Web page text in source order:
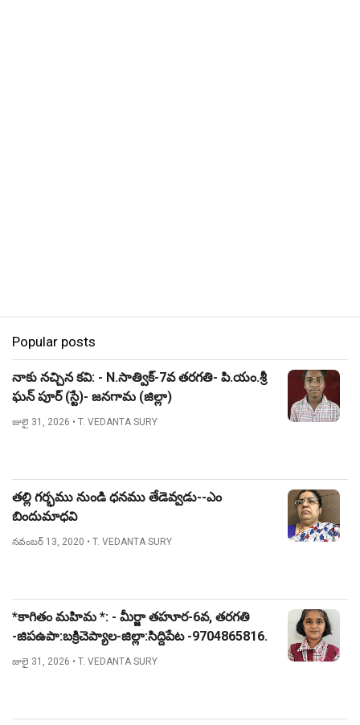
Popular posts
నాకు నచ్చిన కవి: - N.సాత్విక్-7వ తరగతి- పి.యం.శ్రీ
ఘన్ పూర్ (స్టే)- జనగామ (జిల్లా)
జులై 31, 2026 • T. VEDANTA SURY
తల్లి గర్భము నుండి ధనము తేడెవ్వడు--ఎం
బిందుమాధవి
నవంబర్ 13, 2020 • T. VEDANTA SURY
*కాగితం మహిమ *: - మీర్జా తహూర-6వ, తరగతి
-జిపఉపా:బక్రిచెప్యాల-జిల్లా:సిద్దిపేట -9704865816.
జులై 31, 2026 • T. VEDANTA SURY